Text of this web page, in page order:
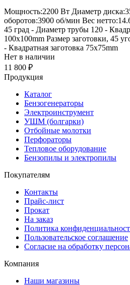
Мощность:2200 Вт Диаметр
оборотов:3900 об/мин Вес
45 град - Диаметр трубы 120 -
100x100mm Размер заготовки, 45
- Квадратная заготовка 75x75mm
Нет в наличии
11 800 ₽
Продукция
Каталог
Бензогенераторы
Электроинструмент
УШМ (болгарки)
Отбойные молотки
Перфораторы
Тепловое оборудование
Бензопилы и электропилы
Покупателям
Контакты
Прайс-лист
Прокат
На заказ
Политика
Пользовательское соглашение
Согласие на обработку
Компания
Наши магазины